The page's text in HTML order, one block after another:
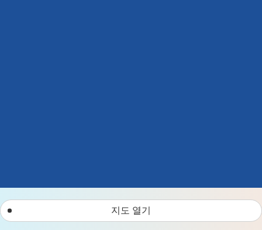
지도 열기